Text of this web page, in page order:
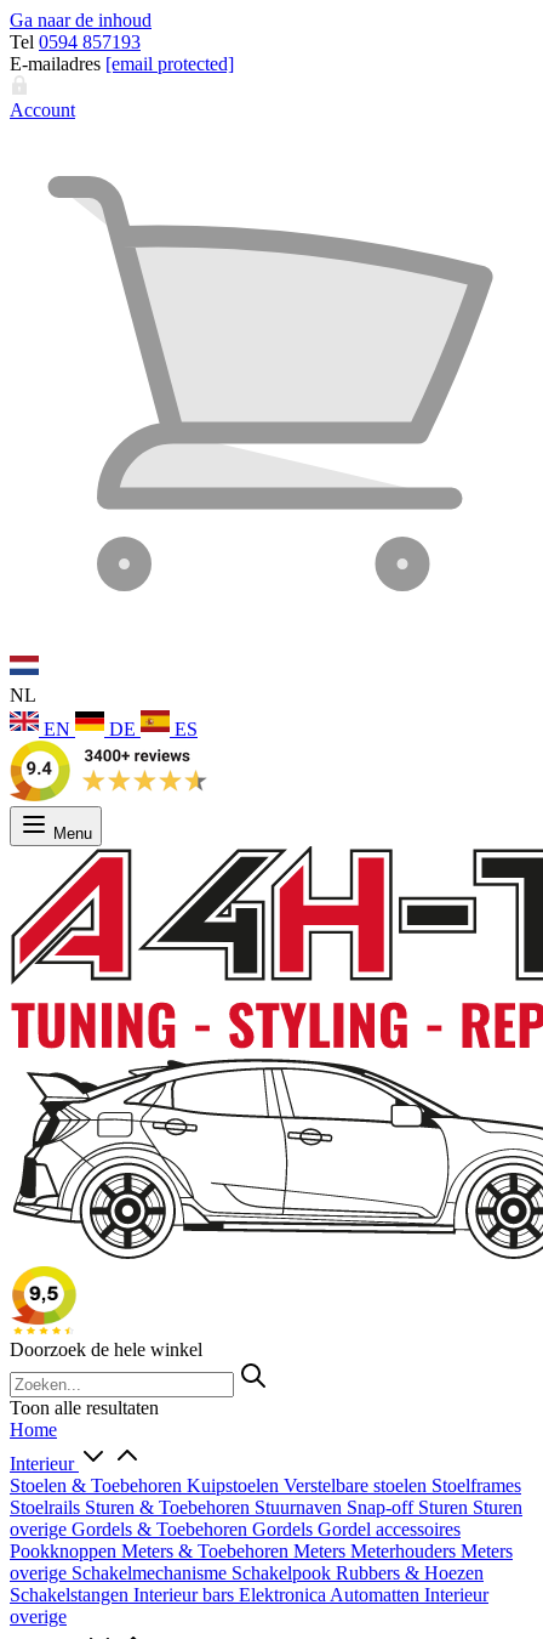
Ga naar de inhoud
Tel 0594 857193
E-mailadres [email protected]
Account
NL
EN
DE ES
Menu
Doorzoek de hele winkel
Toon alle resultaten
Home
Interieur
Stoelen & Toebehoren Kuipstoelen Verstelbare stoelen Stoelframes
Stoelrails Sturen & Toebehoren Stuurnaven Snap-off Sturen Sturen
overige Gordels & Toebehoren Gordels Gordel accessoires
Pookknoppen Meters & Toebehoren Meters Meterhouders Meters
overige Schakelmechanisme Schakelpook Rubbers & Hoezen
Schakelstangen Interieur bars Elektronica Automatten Interieur
overige